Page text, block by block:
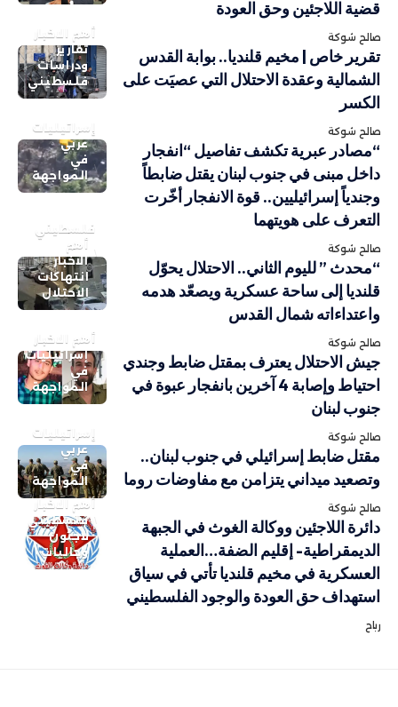
قضية اللاجئين وحق العودة
صالح شوكة
أهم الاخبار
تقارير
ودراسات
فلسطيني
تقرير خاص | مخيم قلنديا.. بوابة القدس
الشمالية وعقدة الاحتلال التي عصيَت على
الكسر
صالح شوكة
إسرائيليات
عربي
في
المواجهة
“مصادر عبرية تكشف تفاصيل “انفجار
داخل مبنى في جنوب لبنان يقتل ضابطاً
وجندياً إسرائيليين.. قوة الانفجار أخّرت
التعرف على هويتهما
صالح شوكة
فلسطيني
أهم
الاخبار
انتهاكات
الاحتلال
“محدث ” لليوم الثاني.. الاحتلال يحوّل
قلنديا إلى ساحة عسكرية ويصعّد هدمه
واعتداءاته شمال القدس
صالح شوكة
أهم الاخبار
إسرائيليات
في
المواجهة
جيش الاحتلال يعترف بمقتل ضابط وجندي
احتياط وإصابة 4 آخرين بانفجار عبوة في
جنوب لبنان
صالح شوكة
إسرائيليات
عربي
في
المواجهة
مقتل ضابط إسرائيلي في جنوب لبنان..
وتصعيد ميداني يتزامن مع مفاوضات روما
صالح شوكة
أهم الاخبار
فلسطيني
لاجئون
وجاليات
دائرة اللاجئين ووكالة الغوث في الجبهة
الديمقراطية- إقليم الضفة…العملية
العسكرية في مخيم قلنديا تأتي في سياق
استهداف حق العودة والوجود الفلسطيني
رباح